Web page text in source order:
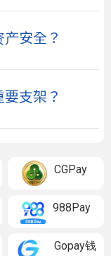
安全？
支架？
CGPay
988Pay
Gopay钱